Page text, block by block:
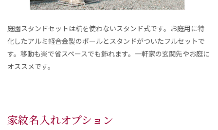
庭園スタンドセットは杭を使わないスタンド式です。お庭用に特
化したアルミ軽合金製のポールとスタンドがついたフルセットで
す。移動も楽で省スペースでも飾れます。一軒家の玄関先やお庭に
オススメです。
家紋名入れオプション